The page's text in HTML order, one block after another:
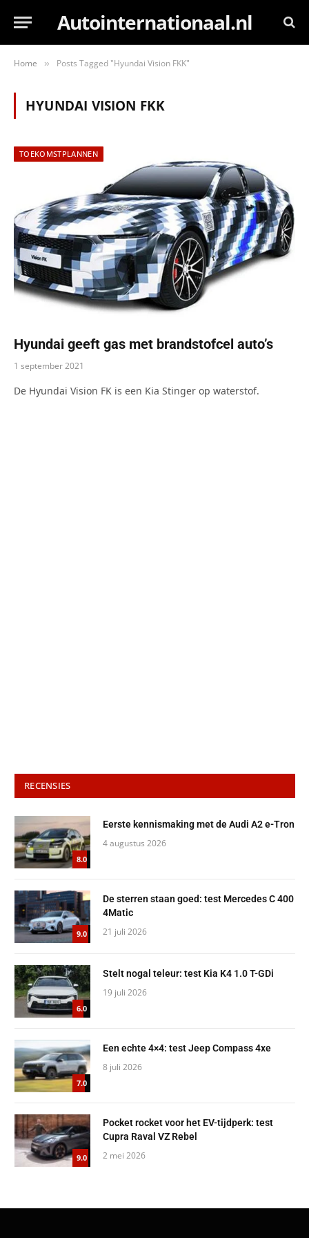
Autointernationaal.nl
Home » Posts Tagged "Hyundai Vision FKK"
HYUNDAI VISION FKK
TOEKOMSTPLANNEN
Hyundai geeft gas met brandstofcel auto’s
1 september 2021
De Hyundai Vision FK is een Kia Stinger op waterstof.
RECENSIES
8.0
Eerste kennismaking met de Audi A2 e-Tron
4 augustus 2026
9.0
De sterren staan goed: test Mercedes C 400
4Matic
21 juli 2026
6.0
Stelt nogal teleur: test Kia K4 1.0 T-GDi
19 juli 2026
7.0
Een echte 4×4: test Jeep Compass 4xe
8 juli 2026
9.0
Pocket rocket voor het EV-tijdperk: test
Cupra Raval VZ Rebel
2 mei 2026